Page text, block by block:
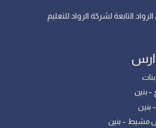
التابعة لشركة الرواد للتعليم
– بنين
بنين
مشيط – بنين